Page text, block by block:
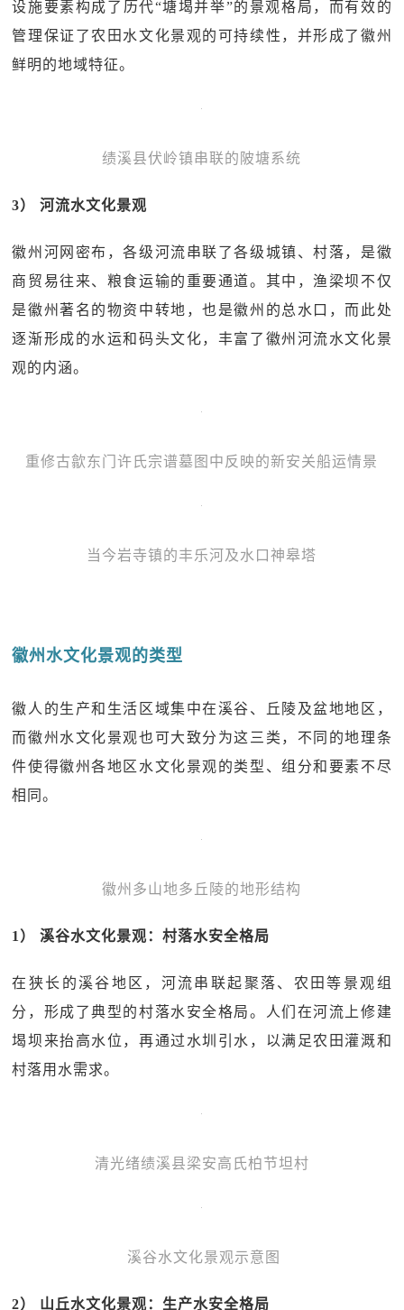
设施要素构成了历代“塘堨并举”的景观格局，而有效的
管理保证了农田水文化景观的可持续性，并形成了徽州
鲜明的地域特征。
绩溪县伏岭镇串联的陂塘系统
3） 河流水文化景观
徽州河网密布，各级河流串联了各级城镇、村落，是徽
商贸易往来、粮食运输的重要通道。其中，渔梁坝不仅
是徽州著名的物资中转地，也是徽州的总水口，而此处
逐渐形成的水运和码头文化，丰富了徽州河流水文化景
观的内涵。
重修古歙东门许氏宗谱墓图中反映的新安关船运情景
当今岩寺镇的丰乐河及水口神皋塔
徽州水文化景观的类型
徽人的生产和生活区域集中在溪谷、丘陵及盆地地区，
而徽州水文化景观也可大致分为这三类，不同的地理条
件使得徽州各地区水文化景观的类型、组分和要素不尽
相同。
徽州多山地多丘陵的地形结构
1） 溪谷水文化景观：村落水安全格局
在狭长的溪谷地区，河流串联起聚落、农田等景观组
分，形成了典型的村落水安全格局。人们在河流上修建
堨坝来抬高水位，再通过水圳引水，以满足农田灌溉和
村落用水需求。
清光绪绩溪县梁安高氏柏节坦村
溪谷水文化景观示意图
2） 山丘水文化景观：生产水安全格局